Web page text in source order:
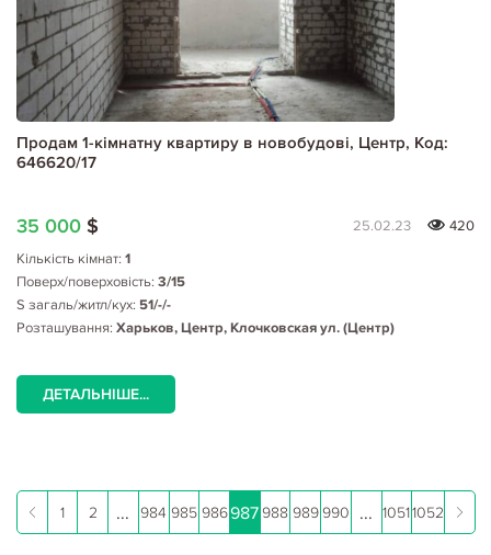
Продам 1-кімнатну квартиру в новобудові, Центр, Код:
646620/17
35 000 $ 25.02.23
420
Кількість кімнат: 1
Поверх/поверховість: 3/15
S загаль/житл/кух: 51/-/-
Розташування: Харьков, Центр, Клочковская ул. (Центр)
ДЕТАЛЬНІШЕ...
1 2 ... 984 985 986987988 989990 ... 10511052